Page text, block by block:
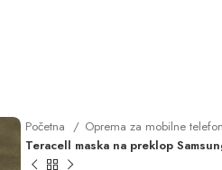
Početna Oprema za mobilne
Teracell maska na preklop